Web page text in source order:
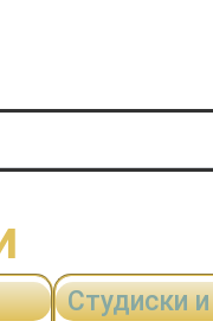
Студиски